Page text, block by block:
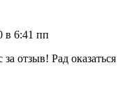
в 6:41 пп
отзыв! Рад оказаться